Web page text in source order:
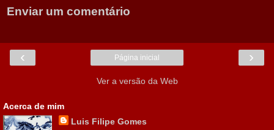
Enviar um comentário
‹ ›
Página inicial
Ver a versão da Web
Acerca de mim
Luis Filipe Gomes